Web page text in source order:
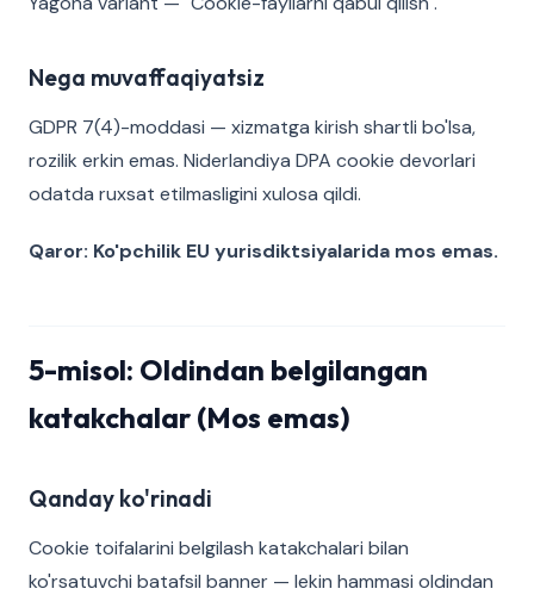
Nega muvaffaqiyatsiz
GDPR 7(4)-moddasi — xizmatga kirish shartli bo'lsa,
rozilik erkin emas. Niderlandiya DPA cookie devorlari
odatda ruxsat etilmasligini xulosa qildi.
Qaror: Ko'pchilik EU yurisdiktsiyalarida mos emas.
5-misol: Oldindan belgilangan
katakchalar (Mos emas)
Qanday ko'rinadi
Cookie toifalarini belgilash katakchalari bilan
ko'rsatuvchi batafsil banner — lekin hammasi oldindan